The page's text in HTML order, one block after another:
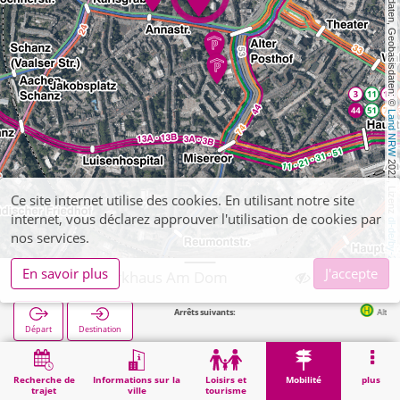
, Kartendaten, Geobasisdaten: ©
Land NRW
2021, Lizenz
dl-de/by-2-0
Recherche de
trajet
Informations sur la
ville
Loisirs et
tourisme
Mobilité plus
Aachen, Parkhaus Am Dom
Départ Destination
Arrêts suivants: Alter Posthof in 191m
Démarrage Parkings (autres) Aachen, Parkhaus Am Dom
Ce site internet utilise des cookies. En utilisant notre site
internet, vous déclarez approuver l'utilisation de cookies par
nos services.
En savoir plus
J'accepte